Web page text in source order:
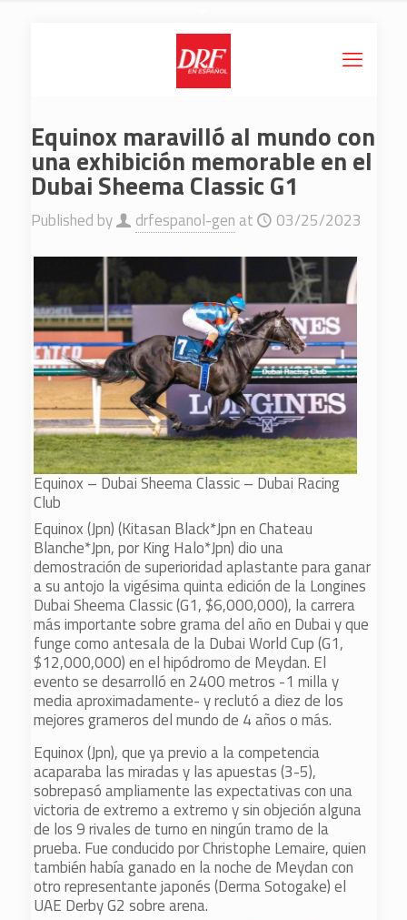
Equinox maravilló al mundo con
una exhibición memorable en el
Dubai Sheema Classic G1
Published by drfespanol-gen at 03/25/2023
Equinox – Dubai Sheema Classic – Dubai Racing
Club
Equinox (Jpn) (Kitasan Black*Jpn en Chateau
Blanche*Jpn, por King Halo*Jpn) dio una
demostración de superioridad aplastante para ganar
a su antojo la vigésima quinta edición de la Longines
Dubai Sheema Classic (G1, $6,000,000), la carrera
más importante sobre grama del año en Dubai y que
funge como antesala de la Dubai World Cup (G1,
$12,000,000) en el hipódromo de Meydan. El
evento se desarrolló en 2400 metros -1 milla y
media aproximadamente- y reclutó a diez de los
mejores grameros del mundo de 4 años o más.
Equinox (Jpn), que ya previo a la competencia
acaparaba las miradas y las apuestas (3-5),
sobrepasó ampliamente las expectativas con una
victoria de extremo a extremo y sin objeción alguna
de los 9 rivales de turno en ningún tramo de la
prueba. Fue conducido por Christophe Lemaire, quien
también había ganado en la noche de Meydan con
otro representante japonés (Derma Sotogake) el
UAE Derby G2 sobre arena.